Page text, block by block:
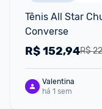
Tênis All Star
Converse
R$
R$152,94
Valentina
há 1 sem